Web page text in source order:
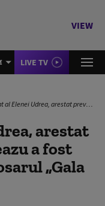
VIEW
LIVE TV
arestat preventiv. Tudor Breazu a fost pus sub acuzare în dosarul „Gala Bute”
arestat
a fost
„Gala